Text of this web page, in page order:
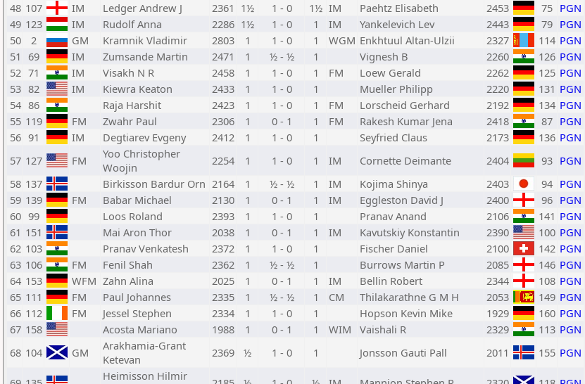
48 107 IM Ledger Andrew J 2361 1½ 1 - 0 1½ IM Paehtz Elisabeth 2453 75 PGN
49 123 IM Rudolf Anna 2286 1½ 1 - 0 1 IM Yankelevich Lev 2443 79 PGN
50
2 GM Kramnik Vladimir 2803 1 1 - 0 1 WGM Enkhtuul Altan-Ulzii 2327 114 PGN
51
69 IM Zumsande Martin 2471 1 ½ - ½ 1 Vignesh B 2260 126 PGN
52 71 IM Visakh N R 2458 1 1 - 0 1 FM Loew Gerald 2262 125 PGN
53 82 IM Kiewra Keaton 2433 1 1 - 0 1 Mueller Philipp 2220 131 PGN
54 86 Raja Harshit 2423 1 1 - 0 1 FM Lorscheid Gerhard 2192 134 PGN
55 119 FM Zwahr Paul 2306 1 0 - 1 1 FM Rakesh Kumar Jena 2418 87 PGN
56 91 IM Degtiarev Evgeny 2412 1 1 - 0 1 Seyfried Claus 2173 136 PGN
57 127 FM
Yoo Christopher
Woojin
2254 1 1 - 0 1 IM Cornette Deimante 2404 93 PGN
58 137 Birkisson Bardur Orn 2164 1 ½ - ½ 1 IM Kojima Shinya 2403 94 PGN
59 139 FM Babar Michael 2130 1 0 - 1 1 IM Eggleston David J 2400 96 PGN
60 99 Loos Roland 2393 1 1 - 0 1 Pranav Anand 2106 141 PGN
61 151 Mai Aron Thor 2038 1 0 - 1 1 IM Kavutskiy Konstantin 2390 100 PGN
62 103 Pranav Venkatesh 2372 1 1 - 0 1 Fischer Daniel 2100 142 PGN
63 106 FM Fenil Shah 2362 1 ½ - ½ 1 Burrows Martin P 2085 146 PGN
64 153 WFM Zahn Alina 2025 1 0 - 1 1 IM Bellin Robert 2344 108 PGN
65 111 FM Paul Johannes 2335 1 ½ - ½ 1 CM Thilakarathne G M H 2053 149 PGN
66 112 FM Jessel Stephen 2334 1 1 - 0 1 Hopson Kevin Mike 1929 160 PGN
67 158 Acosta Mariano 1988 1 0 - 1 1 WIM Vaishali R 2329 113 PGN
68 104 GM
Arakhamia-Grant
Ketevan
2369 ½ 1 - 0 1 Jonsson Gauti Pall 2011 155 PGN
Heimisson Hilmir